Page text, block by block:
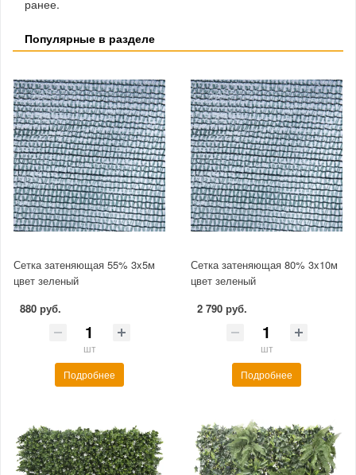
ранее.
Популярные в разделе
Сетка затеняющая 55% 3x5м
цвет зеленый
880 руб.
шт
Подробнее
Сетка затеняющая 80% 3x10м
цвет зеленый
2 790 руб.
шт
Подробнее